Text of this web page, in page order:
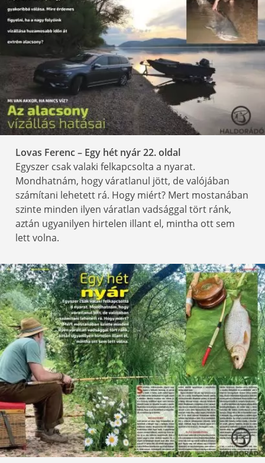
Lovas Ferenc – Egy hét nyár 22. oldal
Egyszer csak valaki felkapcsolta a nyarat.
Mondhatnám, hogy váratlanul jött, de valójában
számítani lehetett rá. Hogy miért? Mert mostanában
szinte minden ilyen váratlan vadsággal tört ránk,
aztán ugyanilyen hirtelen illant el, mintha ott sem
lett volna.